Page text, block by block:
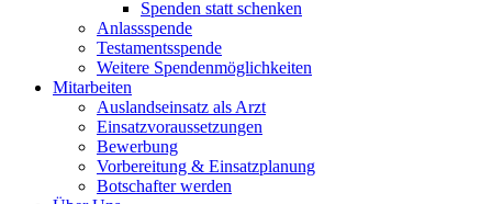
Spenden statt schenken
Anlassspende
Testamentsspende
Weitere Spenden­möglichkeiten
Mitarbeiten
Auslandseinsatz als Arzt
Einsatzvoraussetzungen
Bewerbung
Vorbereitung & Einsatzplanung
Botschafter werden